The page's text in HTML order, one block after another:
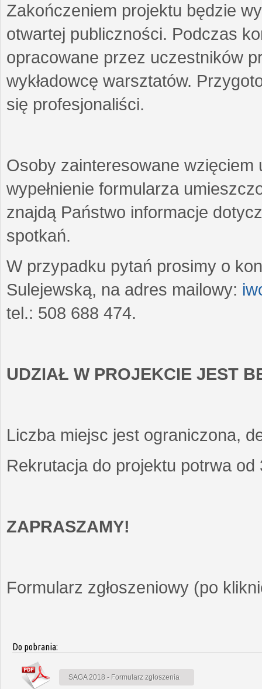
Zakończeniem projektu będzie
otwartej publiczności. Podczas
opracowane przez uczestników
wykładowcę warsztatów.
się profesjonaliści.
Osoby zainteresowane wzięciem
wypełnienie formularza
znajdą Państwo informacje
spotkań.
W przypadku pytań prosimy o
Sulejewską, na adres mailowy:
tel.: 508 688 474.
UDZIAŁ W PROJEKCIE JEST
Liczba miejsc jest ograniczona,
Rekrutacja do projektu potrwa
ZAPRASZAMY!
Formularz zgłoszeniowy (po
Do pobrania:
SAGA 2018 - Formularz zgłoszenia